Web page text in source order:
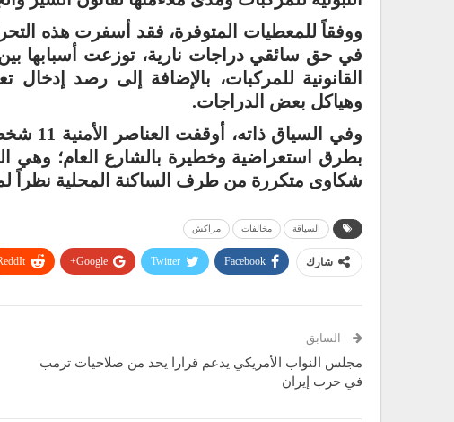
في حق سائقي دراجات نارية، توزعت أسبابها بين
القانونية للمركبات، بالإضافة إلى رصد إدخال
وهياكل بعض الدراجات.
وفي
بطرق استعراضية وخطيرة بالشارع العام؛
شكاوى متكررة من طرف الساكنة المحلية نظراً
السياقة مخالفات مراكش
شارك Facebook
Twitter
Google+
السابق
مجلس النواب الأمريكي يدعم قرارا يحد من صلاحيات ترمب
في حرب إيران